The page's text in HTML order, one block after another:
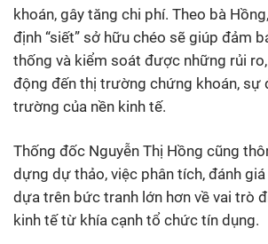
khoán, gây tăng chi phí. Theo bà
định “siết” sở hữu chéo sẽ giúp đảm
thống và kiểm soát được những rủi
động đến thị trường chứng khoán, sự
trường của nền kinh tế.
Thống đốc Nguyễn Thị Hồng cũng
dựng dự thảo, việc phân tích, đánh
dựa trên bức tranh lớn hơn về vai trò
kinh tế từ khía cạnh tổ chức tín dụng.